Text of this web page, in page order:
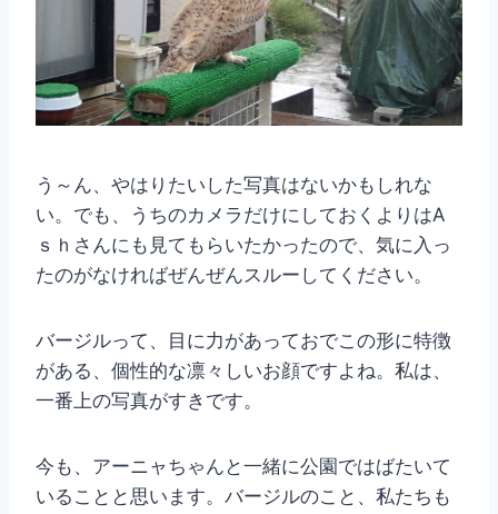
う～ん、やはりたいした写真はないかもしれな
い。でも、うちのカメラだけにしておくよりはA
ｓｈさんにも見てもらいたかったので、気に入っ
たのがなければぜんぜんスルーしてください。
バージルって、目に力があっておでこの形に特徴
がある、個性的な凛々しいお顔ですよね。私は、
一番上の写真がすきです。
今も、アーニャちゃんと一緒に公園ではばたいて
いることと思います。バージルのこと、私たちも